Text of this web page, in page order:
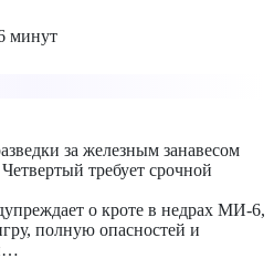
минут
за железным занавесом
требует срочной
о кроте в недрах МИ-6,
полную опасностей и